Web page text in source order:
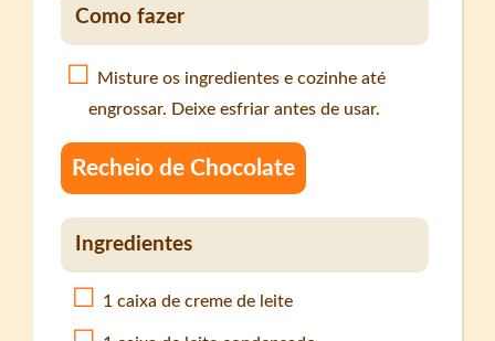
Como fazer
Misture os ingredientes e cozinhe até
engrossar. Deixe esfriar antes de usar.
Recheio de Chocolate
Ingredientes
1 caixa de creme de leite